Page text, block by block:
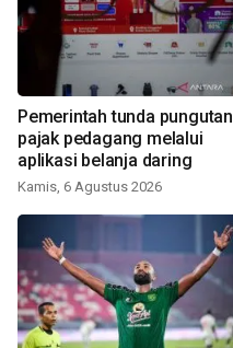
Pemerintah tunda pungutan
pajak pedagang melalui
aplikasi belanja daring
Kamis, 6 Agustus 2026